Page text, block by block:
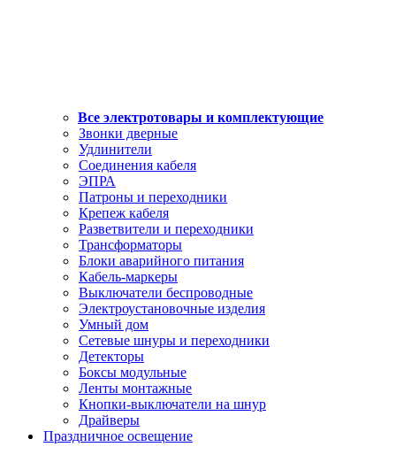
Все электротовары и комплектующие
Звонки дверные
Удлинители
Соединения кабеля
ЭПРА
Патроны и переходники
Крепеж кабеля
Разветвители и переходники
Трансформаторы
Блоки аварийного питания
Кабель-маркеры
Выключатели беспроводные
Электроустановочные изделия
Умный дом
Сетевые шнуры и переходники
Детекторы
Боксы модульные
Ленты монтажные
Кнопки-выключатели на шнур
Драйверы
Праздничное освещение